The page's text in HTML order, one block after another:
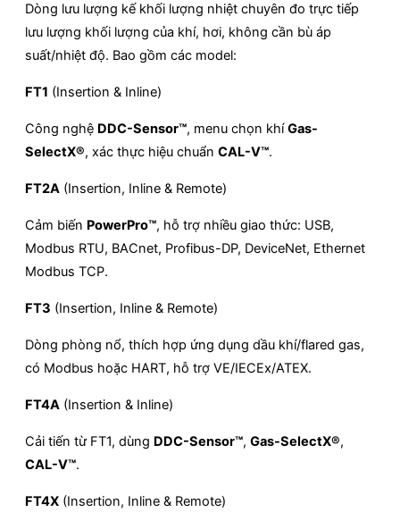
Dòng lưu lượng kế khối lượng nhiệt chuyên đo trực tiếp
lưu lượng khối lượng của khí, hơi, không cần bù áp
suất/nhiệt độ. Bao gồm các model:
FT1 (Insertion & Inline)
Công nghệ DDC-Sensor™, menu chọn khíGas-
SelectX®, xác thực hiệu chuẩn CAL-V™.
FT2A (Insertion, Inline & Remote)
Cảm biến PowerPro™, hỗ trợ nhiều giao thức: USB,
Modbus RTU, BACnet, Profibus-DP, DeviceNet, Ethernet
Modbus TCP.
FT3 (Insertion, Inline & Remote)
Dòng phòng nổ, thích hợp ứng dụng dầu khí/flared gas,
có Modbus hoặc HART, hỗ trợ VE/IECEx/ATEX.
FT4A (Insertion & Inline)
Cải tiến từ FT1, dùng DDC-Sensor™, Gas-SelectX®,
CAL-V™.
FT4X (Insertion, Inline & Remote)